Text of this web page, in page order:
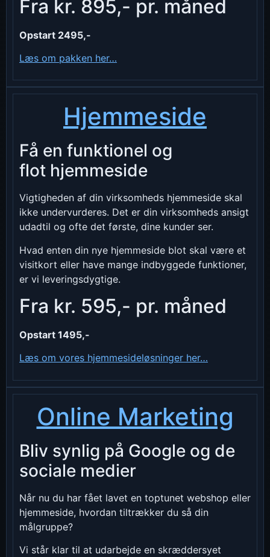
Fra kr. 895,- pr. måned
Opstart 2495,-
Læs om pakken her…
Hjemmeside
Få en funktionel og
flot hjemmeside
Vigtigheden af din virksomheds hjemmeside skal
ikke undervurderes. Det er din virksomheds ansigt
udadtil og ofte det første, dine kunder ser.
Hvad enten din nye hjemmeside blot skal være et
visitkort eller have mange indbyggede funktioner,
er vi leveringsdygtige.
Fra kr. 595,- pr. måned
Opstart 1495,-
Læs om vores hjemmesideløsninger her…
Online Marketing
Bliv synlig på Google og de
sociale medier
Når nu du har fået lavet en toptunet webshop eller
hjemmeside, hvordan tiltrækker du så din
målgruppe?
Vi står klar til at udarbejde en skræddersyet